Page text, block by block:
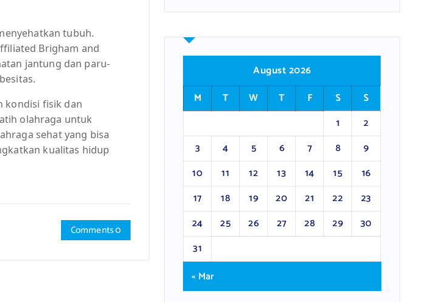
tubuh.
Brigham and
jantung dan paru-
kondisi fisik dan
olahraga untuk
sehat yang bisa
kualitas hidup
Comments 0
August 2026
M
T W T F S
S
1
2
3
4 5 6 7 8
9
10
11 12 13 14 15
16
17
18 19 20 21 22
23
24
25 26 27 28 29
30
31
« Mar